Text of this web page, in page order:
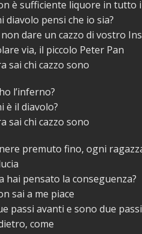
è sufficiente liquore in tutto
diavolo pensi che io sia?
dare un cazzo di vostro
via, il piccolo Peter Pan
sai chi cazzo sono
l’inferno?
è il diavolo?
sai chi cazzo sono
premuto fino, ogni
hai pensato la conseguenza?
sai a me piace
passi avanti e sono due passi
come